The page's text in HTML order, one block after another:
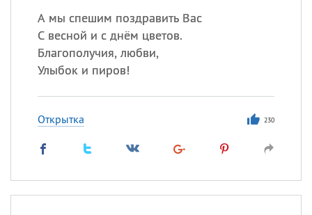
А мы спешим поздравить Вас
С весной и с днём цветов.
Благополучия, любви,
Улыбок и пиров!
Открытка 230